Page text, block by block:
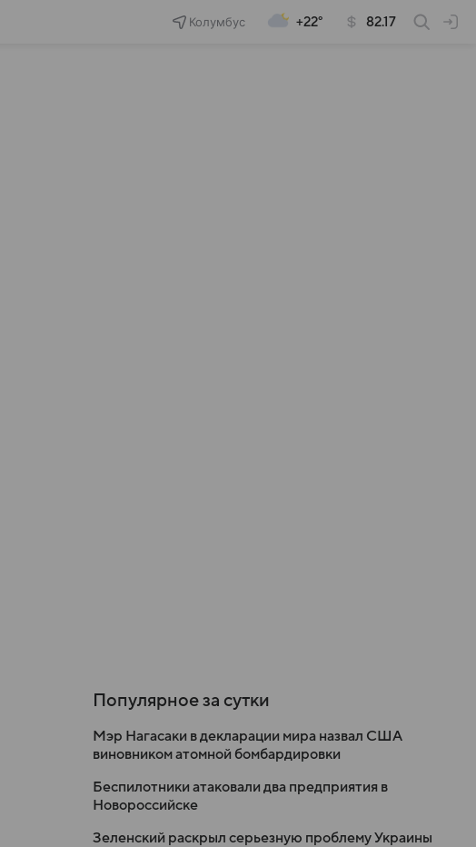
Колумбус +22° 82.17
Популярное за сутки
Мэр Нагасаки в декларации мира назвал США
виновником атомной бомбардировки
Беспилотники атаковали два предприятия в
Новороссийске
Зеленский раскрыл серьезную проблему Украины